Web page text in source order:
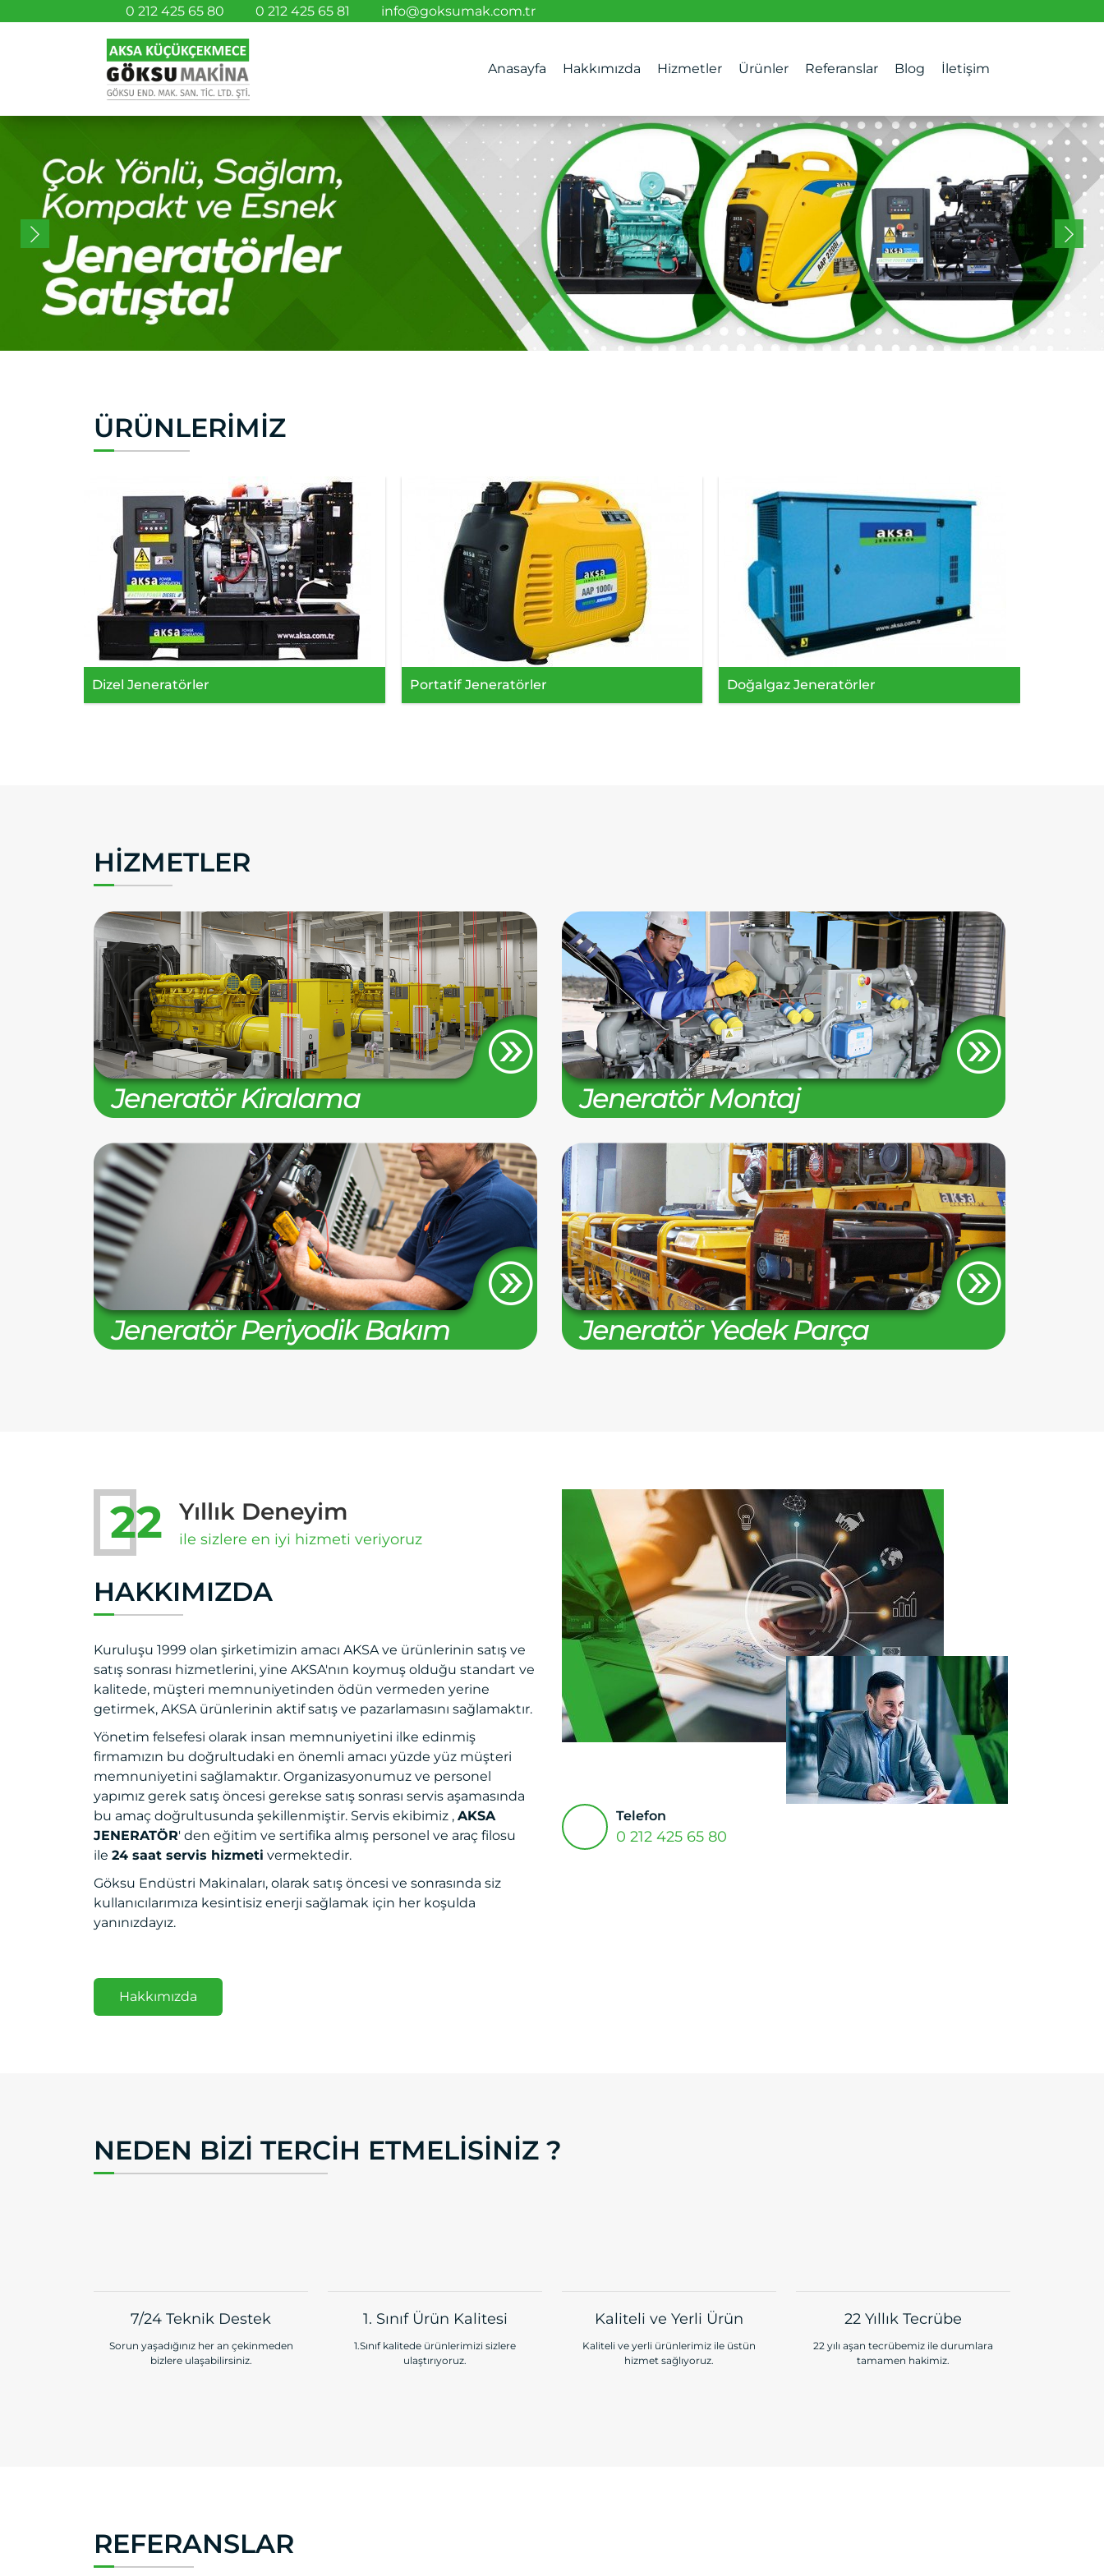
0 212 425 65 80 0 212 425 65 81 info@goksumak.com.tr
Anasayfa Hakkımızda Hizmetler Ürünler Referanslar Blog İletişim
ÜRÜNLERIMIZ
Dizel Jeneratörler Portatif Jeneratörler Doğalgaz Jeneratörler
HIZMETLER
22 Yıllık Deneyim
ile sizlere en iyi hizmeti veriyoruz
HAKKIMIZDA
Kuruluşu 1999 olan şirketimizin amacı AKSA ve ürünlerinin satış ve
satış sonrası hizmetlerini, yine AKSA'nın koymuş olduğu standart ve
kalitede, müşteri memnuniyetinden ödün vermeden yerine
getirmek, AKSA ürünlerinin aktif satış ve pazarlamasını sağlamaktır.
Yönetim felsefesi olarak insan memnuniyetini ilke edinmiş
firmamızın bu doğrultudaki en önemli amacı yüzde yüz müşteri
memnuniyetini sağlamaktır. Organizasyonumuz ve personel
yapımız gerek satış öncesi gerekse satış sonrası servis aşamasında
bu amaç doğrultusunda şekillenmiştir. Servis ekibimiz , AKSA
JENERATÖR' den eğitim ve sertifika almış personel ve araç filosu
ile 24 saat servis hizmeti vermektedir.
Göksu Endüstri Makinaları, olarak satış öncesi ve sonrasında siz
kullanıcılarımıza kesintisiz enerji sağlamak için her koşulda
yanınızdayız.
Hakkımızda
Telefon
0 212 425 65 80
NEDEN BIZI TERCIH ETMELISINIZ ?
7/24 Teknik Destek
Sorun yaşadığınız her an çekinmeden
bizlere ulaşabilirsiniz.
1. Sınıf Ürün Kalitesi
1.Sınıf kalitede ürünlerimizi sizlere
ulaştırıyoruz.
Kaliteli ve Yerli Ürün
Kaliteli ve yerli ürünlerimiz ile üstün
hizmet sağlıyoruz.
22 Yıllık Tecrübe
22 yılı aşan tecrübemiz ile durumlara
tamamen hakimiz.
REFERANSLAR